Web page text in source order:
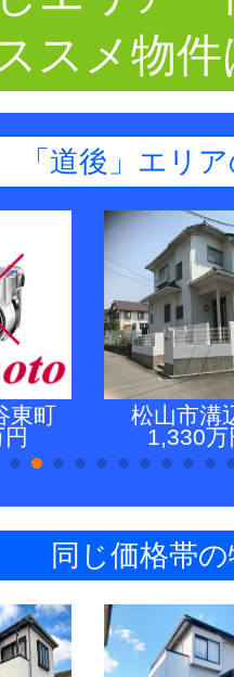
スメ物
「道後」エリ
東町
松山市溝
1,330万
同じ価格帯